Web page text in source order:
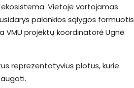
Vietoje vartojamas
palankios sąlygos formuotis
VMU projektų koordinatorė Ugnė
reprezentatyvius plotus, kurie